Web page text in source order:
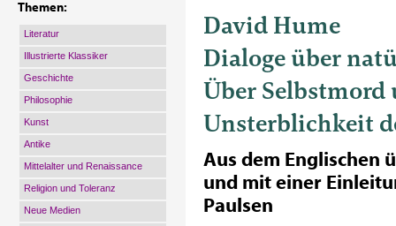
Themen:
Literatur
Illustrierte Klassiker
Geschichte
Philosophie
Kunst
Antike
Mittelalter und Renaissance
Religion und Toleranz
Neue Medien
David Hume
Dialoge über
Über Selbstmord
Unsterblichkeit
Aus dem Englischen
und mit einer
Paulsen